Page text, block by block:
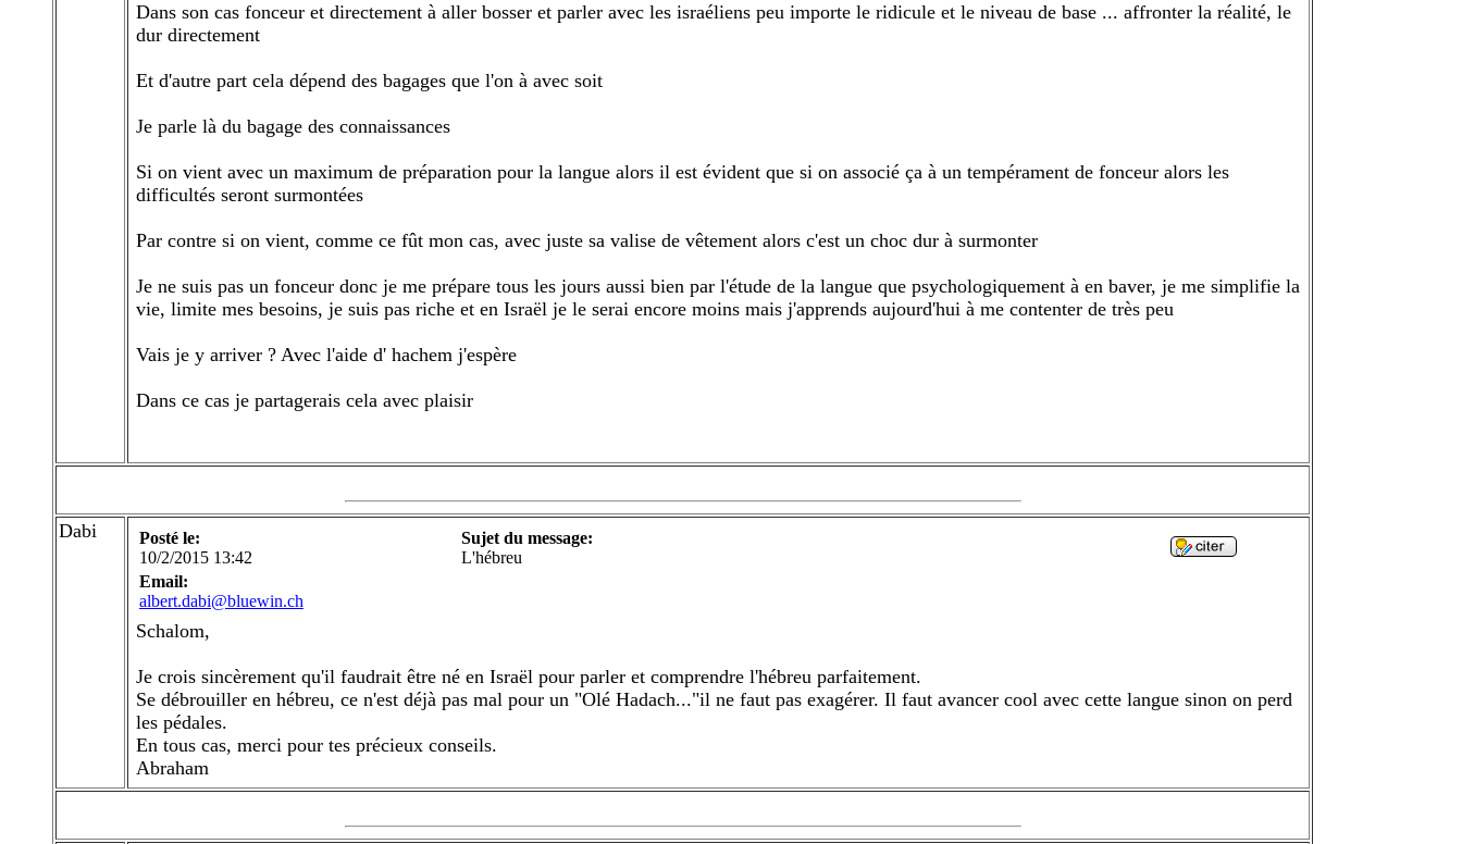
Dans son cas fonceur et directement à aller bosser et parler avec les israéliens peu importe le ridicule et le niveau de base ... affronter la réalité, le
dur directement
Et d'autre part cela dépend des bagages que l'on à avec soit
Je parle là du bagage des connaissances
Si on vient avec un maximum de préparation pour la langue alors il est évident que si on associé ça à un tempérament de fonceur alors les
difficultés seront surmontées
Par contre si on vient, comme ce fût mon cas, avec juste sa valise de vêtement alors c'est un choc dur à surmonter
Je ne suis pas un fonceur donc je me prépare tous les jours aussi bien par l'étude de la langue que psychologiquement à en baver, je me simplifie la
vie, limite mes besoins, je suis pas riche et en Israël je le serai encore moins mais j'apprends aujourd'hui à me contenter de très peu
Vais je y arriver ? Avec l'aide d' hachem j'espère
Dans ce cas je partagerais cela avec plaisir
Dabi
Posté le:
10/2/2015 13:42
Sujet du message:
L'hébreu
Email:
albert.dabi@bluewin.ch
Schalom,
Je crois sincèrement qu'il faudrait être né en Israël pour parler et comprendre l'hébreu parfaitement.
Se débrouiller en hébreu, ce n'est déjà pas mal pour un "Olé Hadach..."il ne faut pas exagérer. Il faut avancer cool avec cette langue sinon on perd
les pédales.
En tous cas, merci pour tes précieux conseils.
Abraham